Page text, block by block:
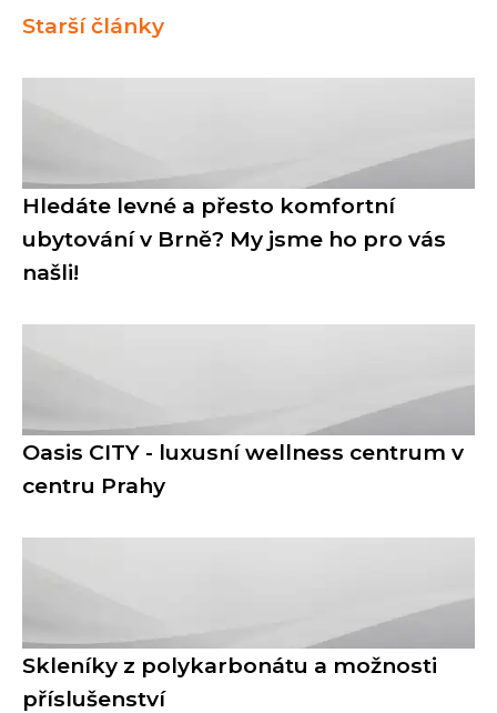
Starší články
Hledáte levné a přesto komfortní
ubytování v Brně? My jsme ho pro vás
našli!
Oasis CITY - luxusní wellness centrum v
centru Prahy
Skleníky z polykarbonátu a možnosti
příslušenství